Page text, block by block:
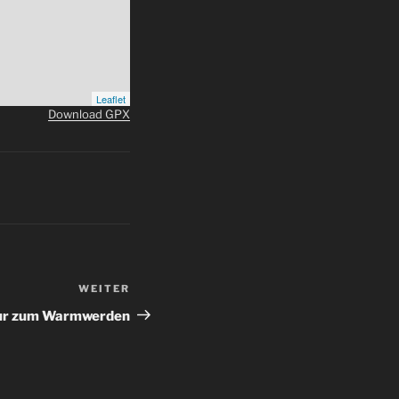
Leaflet
Download GPX
Beitrag
WEITER
zum Warmwerden